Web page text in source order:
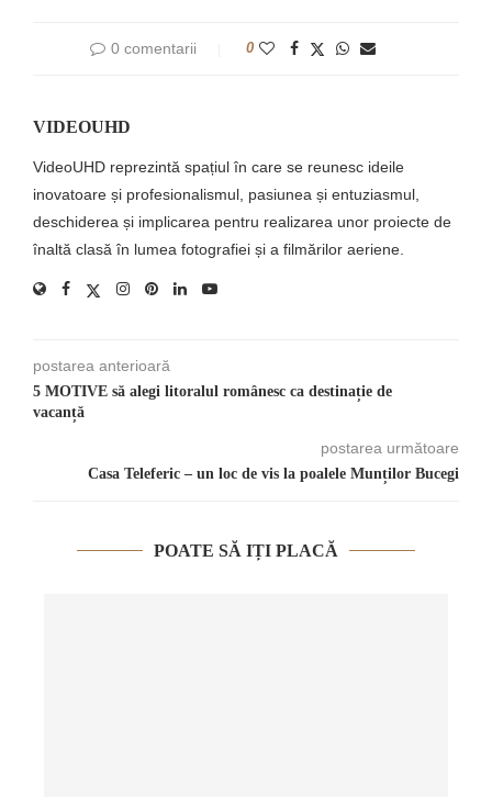
0 comentarii 0
VIDEOUHD
VideoUHD reprezintă spațiul în care se reunesc ideile
inovatoare și profesionalismul, pasiunea și entuziasmul,
deschiderea și implicarea pentru realizarea unor proiecte de
înaltă clasă în lumea fotografiei și a filmărilor aeriene.
postarea anterioară
5 MOTIVE să alegi litoralul românesc ca destinație de
vacanță
postarea următoare
Casa Teleferic – un loc de vis la poalele Munților Bucegi
POATE SĂ IȚI PLACĂ